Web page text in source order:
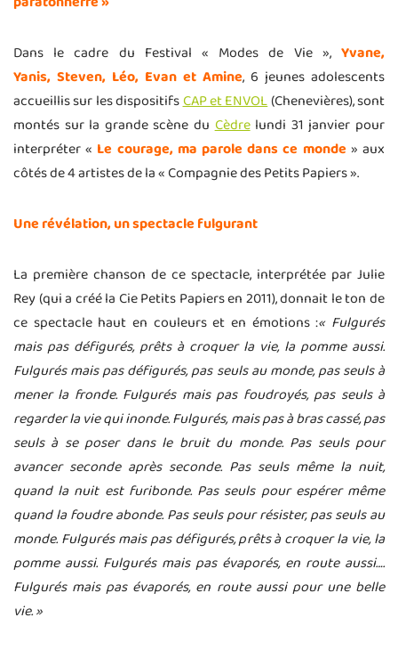
Dans le cadre du Festival « Modes de Vie », Yvane,
Yanis, Steven, Léo, Evan et Amine, 6 jeunes adolescents
accueillis sur les dispositifsCAP et ENVOL(Chenevières), sont
montés sur la grande scène duCèdrelundi 31 janvier pour
interpréter « Le courage, ma parole dans ce monde» aux
côtés de 4 artistes de la « Compagnie des Petits Papiers ».
Une révélation, un spectacle fulgurant
La première chanson de ce spectacle, interprétée par Julie
Rey (qui a créé la Cie Petits Papiers en 2011), donnait le ton de
ce spectacle haut en couleurs et en émotions :« Fulgurés
mais pas défigurés, prêts à croquer la vie, la pomme aussi.
Fulgurés mais pas défigurés, pas seuls au monde, pas seuls à
mener la fronde. Fulgurés mais pas foudroyés, pas seuls à
regarder la vie qui inonde. Fulgurés, mais pas à bras cassé, pas
seuls à se poser dans le bruit du monde. Pas seuls pour
avancer seconde après seconde. Pas seuls même la nuit,
quand la nuit est furibonde. Pas seuls pour espérer même
quand la foudre abonde. Pas seuls pour résister, pas seuls au
monde. Fulgurés mais pas défigurés, prêts à croquer la vie, la
pomme aussi. Fulgurés mais pas évaporés, en route aussi….
Fulgurés mais pas évaporés, en route aussi pour une belle
vie. »